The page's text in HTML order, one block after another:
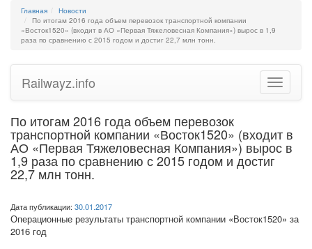
Главная
Новости
По итогам 2016 года объем перевозок транспортной компании
«Восток1520» (входит в АО «Первая Тяжеловесная Компания») вырос в 1,9
раза по сравнению с 2015 годом и достиг 22,7 млн тонн.
Toggle
Railwayz.info
По итогам 2016 года объем перевозок
транспортной компании «Восток1520» (входит в
АО «Первая Тяжеловесная Компания») вырос в
1,9 раза по сравнению с 2015 годом и достиг
22,7 млн тонн.
Дата публикации: 30.01.2017
Операционные результаты транспортной компании «Восток1520» за
2016 год